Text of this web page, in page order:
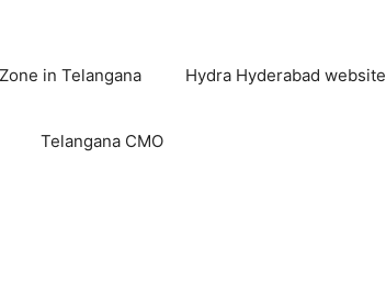
in Telangana Hydra Hyderabad website
Telangana CMO